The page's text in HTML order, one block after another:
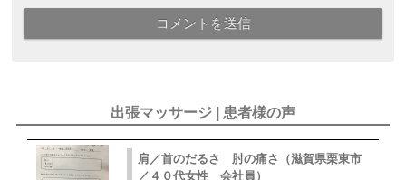
出張マッサージ | 患者様の声
肩／首のだるさ 肘の痛さ（滋賀県栗東市
／４０代女性 会社員）